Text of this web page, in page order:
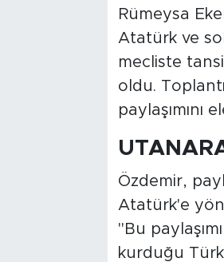
Rümeysa
Atatürk ve
mecliste
oldu.
paylaşımını
Özdemir,
Atatürk'e
"Bu
kurduğu